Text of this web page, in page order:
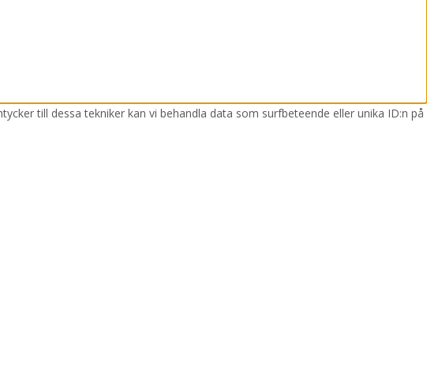
till dessa tekniker kan vi behandla data som surfbeteende eller unika ID:n på